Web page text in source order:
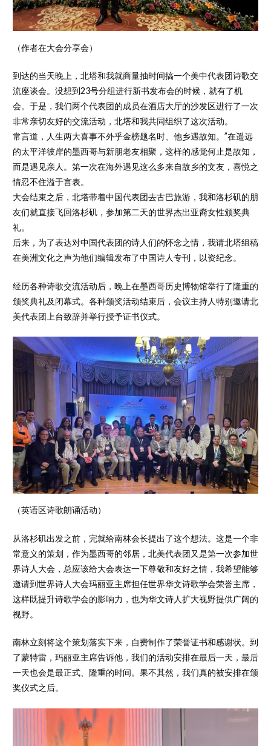
（作者在大会分享会）
到达的当天晚上，北塔和我就商量抽时间搞一个美中代表团诗歌交
流座谈会。没想到23号分组进行新书发布会的时候，就有了机
会。于是，我们两个代表团的成员在酒店大厅的沙发区进行了一次
非常亲切友好的交流活动，北塔和我共同组织了这次活动。
常言道，人生两大喜事不外乎金榜题名时、他乡遇故知。”在遥远
的太平洋彼岸的墨西哥与新朋老友相聚，这样的感觉何止是故知，
而是遇见亲人。第一次在海外遇见这么多来自故乡的文友，喜悦之
情忍不住溢于言表。
大会结束之后，北塔带着中国代表团去古巴旅游，我和洛杉矶的朋
友们就直接飞回洛杉矶，参加第二天的世界杰出亚裔女性颁奖典
礼。
后来，为了表达对中国代表团的诗人们的怀念之情，我请北塔组稿
在美洲文化之声为他们编辑发布了中国诗人专刊，以资纪念。
经历各种诗歌交流活动后，晚上在墨西哥历史博物馆举行了隆重的
颁奖典礼及闭幕式。各种颁奖活动结束后，会议主持人特别邀请北
美代表团上台致辞并举行授予证书仪式。
（英语区诗歌朗诵活动）
从洛杉矶出发之前，完就给南林会长提出了这个想法。这是一个非
常意义的策划，作为墨西哥的邻居，北美代表团又是第一次参加世
界诗人大会，总应该给大会表达一下尊敬和友好之情，我希望能够
邀请到世界诗人大会玛丽亚主席担任世界华文诗歌学会荣誉主席，
这样既提升诗歌学会的影响力，也为华文诗人扩大视野提供广阔的
视野。
南林立刻将这个策划落实下来，自费制作了荣誉证书和感谢状。到
了蒙特雷，玛丽亚主席告诉他，我们的活动安排在最后一天，最后
一天也会是最正式、隆重的时间。果不其然，我们真的被安排在颁
奖仪式之后。